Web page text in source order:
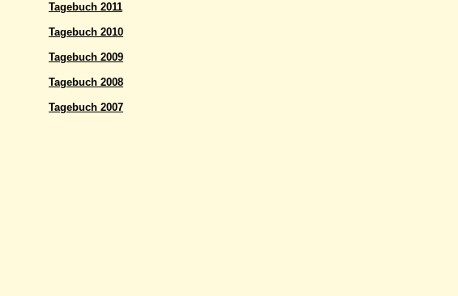
Tagebuch 2011
Tagebuch 2010
Tagebuch 2009
Tagebuch 2008
Tagebuch 2007